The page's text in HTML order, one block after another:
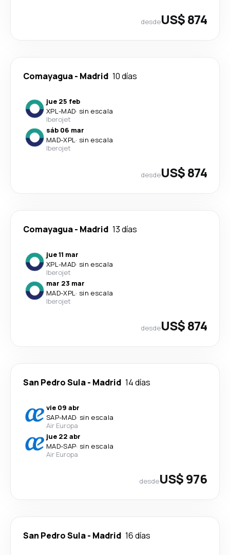
desdeUS$ 874
Comayagua- Madrid 10 días
jue 25 feb
XPL-MAD· sin escala
Iberojet
sáb 06 mar
MAD-XPL· sin escala
Iberojet
desdeUS$ 874
Comayagua- Madrid 13 días
jue 11 mar
XPL-MAD· sin escala
Iberojet
mar 23 mar
MAD-XPL· sin escala
Iberojet
desdeUS$ 874
San Pedro Sula- Madrid 14 días
vie 09 abr
SAP-MAD· sin escala
Air Europa
jue 22 abr
MAD-SAP· sin escala
Air Europa
desdeUS$ 976
San Pedro Sula- Madrid 16 días